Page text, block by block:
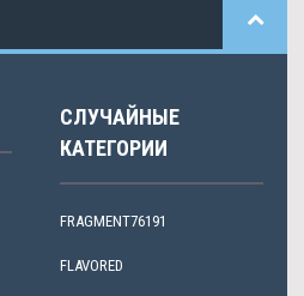
СЛУЧАЙНЫЕ
КАТЕГОРИИ
FRAGMENT76191
FLAVORED